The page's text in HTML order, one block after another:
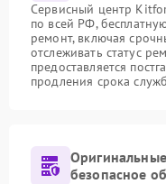
Сервисный центр
по всей РФ,
ремонт, включая
отслеживать статус
предоставляется
продления срока
безопасное